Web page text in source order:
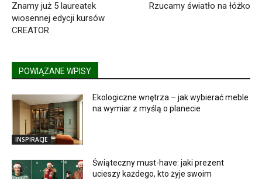
Znamy już 5 laureatek
wiosennej edycji kursów
CREATOR
Rzucamy światło na łóżko
POWIĄZANE WPISY
INSPIRACJE
Ekologiczne wnętrza – jak wybierać meble
na wymiar z myślą o planecie
Świąteczny must-have: jaki prezent
ucieszy każdego, kto żyje swoim